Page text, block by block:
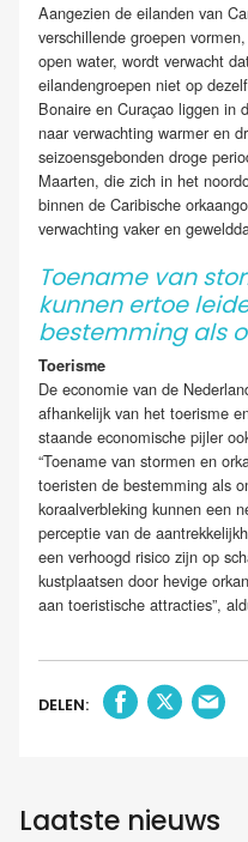
Aangezien de eilanden van
verschillende groepen
open water, wordt verwacht
eilandengroepen niet op
Bonaire en Curaçao liggen in
naar verwachting warmer en
seizoensgebonden droge
Maarten, die zich in het
binnen de Caribische
verwachting vaker en
Toename van
kunnen ertoe
bestemming als
Toerisme
De economie van de
afhankelijk van het toerisme
staande economische pijler
“Toename van stormen en
toeristen de bestemming als
koraalverbleking kunnen een
perceptie van de
een verhoogd risico zijn op
kustplaatsen door hevige
aan toeristische attracties”,
DELEN:
Laatste nieuws